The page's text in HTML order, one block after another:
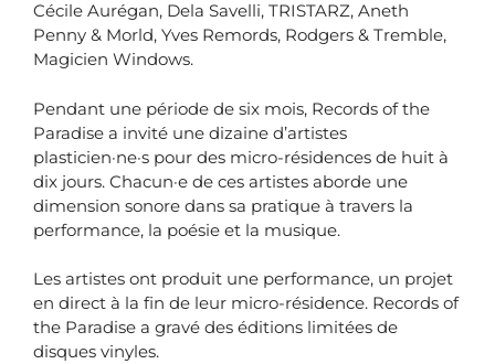
Cécile Aurégan, Dela Savelli, TRISTARZ, Aneth
Penny & Morld, Yves Remords, Rodgers & Tremble,
Magicien Windows.
Pendant une période de six mois, Records of the
Paradise a invité une dizaine d’artistes
plasticien·ne·s pour des micro-résidences de huit à
dix jours. Chacun·e de ces artistes aborde une
dimension sonore dans sa pratique à travers la
performance, la poésie et la musique.
Les artistes ont produit une performance, un projet
en direct à la fin de leur micro-résidence. Records of
the Paradise a gravé des éditions limitées de
disques vinyles.